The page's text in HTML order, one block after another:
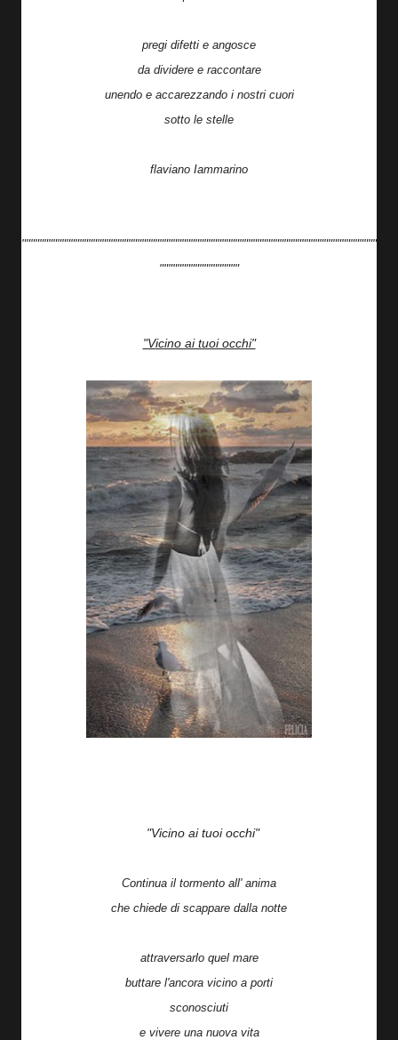
pregi difetti e angosce
da dividere e raccontare
unendo e accarezzando i nostri cuori
sotto le stelle
flaviano Iammarino
""""""""""""""""""""""""""""""""""""""""""""""""""""""""""""""""""""""""""""""""
""""""""""""""""""
"Vicino ai tuoi occhi"
"Vicino ai tuoi occhi"
Continua il tormento all' anima
che chiede di scappare dalla notte
attraversarlo quel mare
buttare l'ancora vicino a porti
sconosciuti
e vivere una nuova vita